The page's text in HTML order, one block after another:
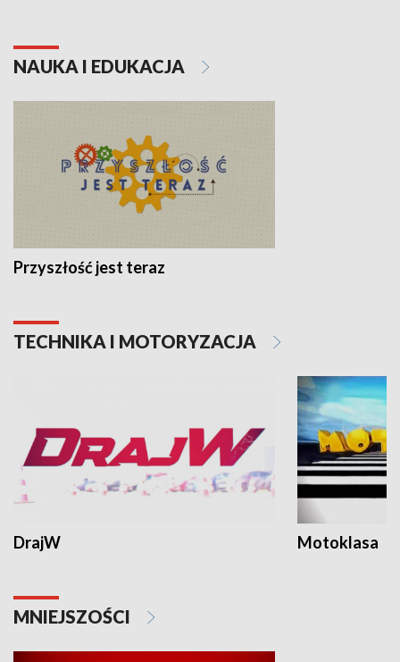
NAUKA I EDUKACJA
Przyszłość jest teraz
TECHNIKA I MOTORYZACJA
DrajW Motoklasa
MNIEJSZOŚCI